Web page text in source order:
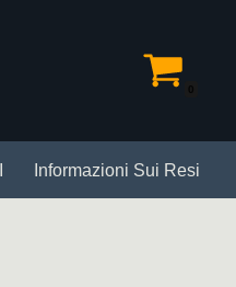
Informazioni Sui Resi